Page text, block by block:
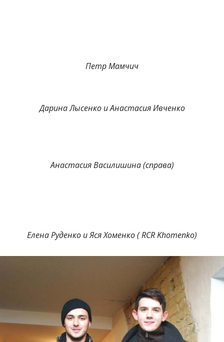
Петр Мамчич
Дарина Лысенко и Анастасия Ивченко
Анастасия Василишина (справа)
Елена Руденко и Яся Хоменко ( RCR Khomenko)